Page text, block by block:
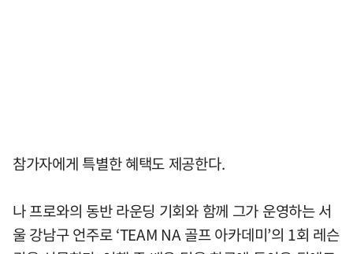
참가자에게 특별한 혜택도 제공한다.
나 프로와의 동반 라운딩 기회와 함께 그가 운영하는 서
울 강남구 언주로 ‘TEAM NA 골프 아카데미’의 1회 레슨